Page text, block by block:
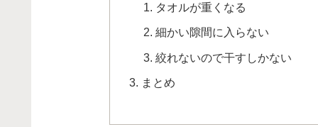
タオルが重くなる
細かい隙間に入らない
絞れないので干すしかない
まとめ